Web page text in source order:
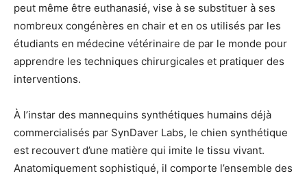
peut même être euthanasié, vise à se substituer à ses
nombreux congénères en chair et en os utilisés par les
étudiants en médecine vétérinaire de par le monde pour
apprendre les techniques chirurgicales et pratiquer des
interventions.
À l’instar des mannequins synthétiques humains déjà
commercialisés par SynDaver Labs, le chien synthétique
est recouvert d’une matière qui imite le tissu vivant.
Anatomiquement sophistiqué, il comporte l’ensemble des